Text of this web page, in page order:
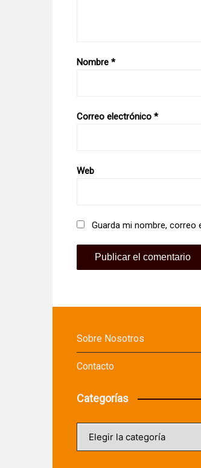
Nombre *
Correo electrónico *
Web
Guarda mi nombre, correo
Sobre Nosotros
Contacto
Categorías